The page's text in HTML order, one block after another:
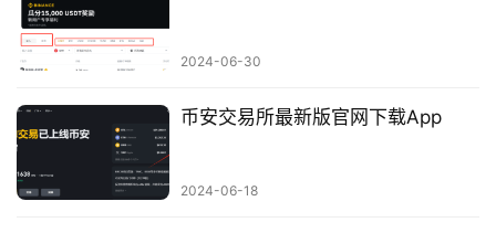
2024-06-30
币安交易所最新版官网下载App
2024-06-18